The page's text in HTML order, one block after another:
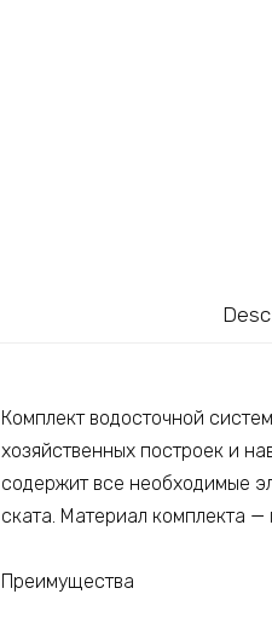
Комплект водосточной
хозяйственных построек и
содержит все необходимые
ската. Материал комплекта —
Преимущества